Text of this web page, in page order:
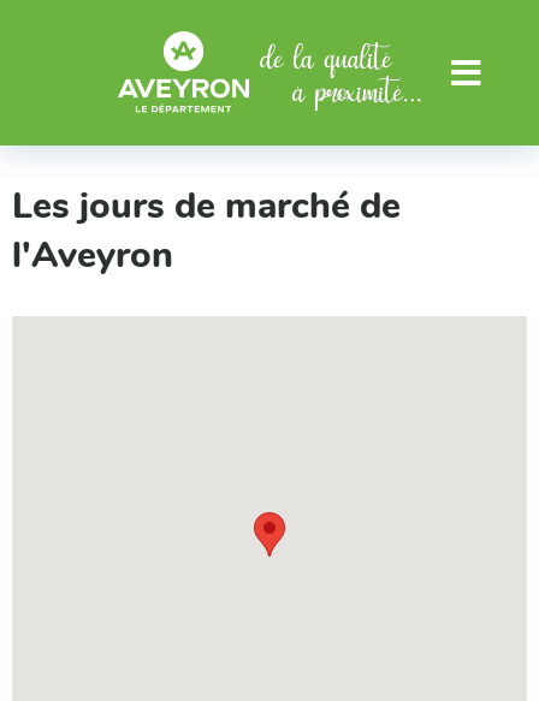
Menu
Les jours de marché de
l'Aveyron